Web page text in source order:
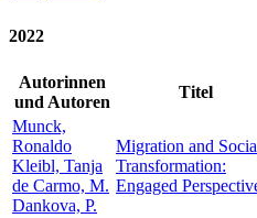
2022
Autorinnen
und Autoren
Titel
Munck,
Ronaldo
Kleibl, Tanja
de Carmo, M.
Dankova, P.
Migration and
Transformation:
Engaged